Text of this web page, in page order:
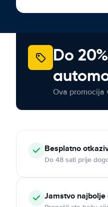
Do
Ova promocija
Besplatno
Do 48 sati prije
Jamstvo najbolje